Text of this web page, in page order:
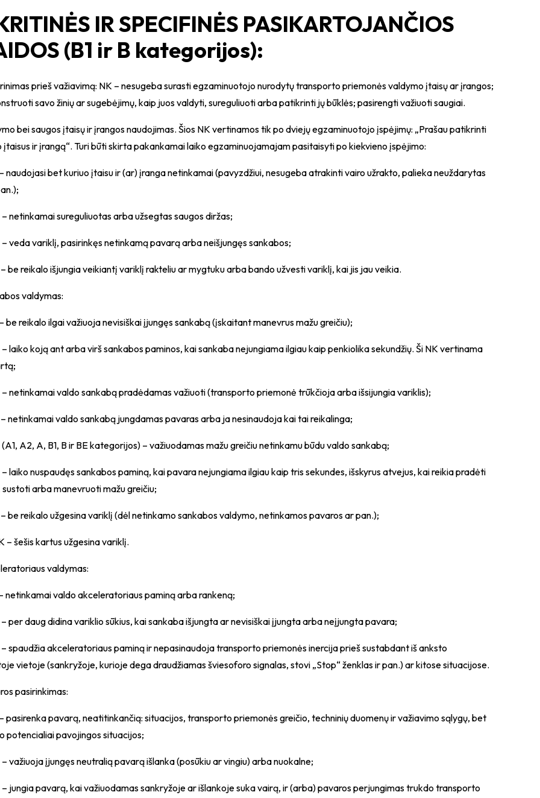
IR SPECIFINĖS PASIKARTOJANČIOS
(B1 ir B kategorijos):
prieš važiavimą: NK – nesugeba surasti egzaminuotojo nurodytų transporto priemonės valdymo įtaisų ar įrangos;
savo žinių ar sugebėjimų, kaip juos valdyti, sureguliuoti arba patikrinti jų būklės; pasirengti važiuoti saugiai.
bei saugos įtaisų ir įrangos naudojimas. Šios NK vertinamos tik po dviejų egzaminuotojo įspėjimų: „Prašau patikrinti
įtaisus ir įrangą“. Turi būti skirta pakankamai laiko egzaminuojamajam pasitaisyti po kiekvieno įspėjimo:
– naudojasi bet kuriuo įtaisu ir (ar) įranga netinkamai (pavyzdžiui, nesugeba atrakinti vairo užrakto, palieka neuždarytas
– netinkamai sureguliuotas arba užsegtas saugos diržas;
– veda variklį, pasirinkęs netinkamą pavarą arba neišjungęs sankabos;
– be reikalo išjungia veikiantį variklį rakteliu ar mygtuku arba bando užvesti variklį, kai jis jau veikia.
valdymas:
– be reikalo ilgai važiuoja nevisiškai įjungęs sankabą (įskaitant manevrus mažu greičiu);
– laiko koją ant arba virš sankabos paminos, kai sankaba nejungiama ilgiau kaip penkiolika sekundžių. Ši NK vertinama
– netinkamai valdo sankabą pradėdamas važiuoti (transporto priemonė trūkčioja arba išsijungia variklis);
– netinkamai valdo sankabą jungdamas pavaras arba ja nesinaudoja kai tai reikalinga;
(A1, A2, A, B1, B ir BE kategorijos) – važiuodamas mažu greičiu netinkamu būdu valdo sankabą;
– laiko nuspaudęs sankabos paminą, kai pavara nejungiama ilgiau kaip tris sekundes, išskyrus atvejus, kai reikia pradėti
arba manevruoti mažu greičiu;
– be reikalo užgesina variklį (dėl netinkamo sankabos valdymo, netinkamos pavaros ar pan.);
– šešis kartus užgesina variklį.
valdymas:
– netinkamai valdo akceleratoriaus paminą arba rankeną;
– per daug didina variklio sūkius, kai sankaba išjungta ar nevisiškai įjungta arba neįjungta pavara;
– spaudžia akceleratoriaus paminą ir nepasinaudoja transporto priemonės inercija prieš sustabdant iš anksto
vietoje (sankryžoje, kurioje dega draudžiamas šviesoforo signalas, stovi „Stop“ ženklas ir pan.) ar kitose situacijose.
pasirinkimas:
– pasirenka pavarą, neatitinkančią: situacijos, transporto priemonės greičio, techninių duomenų ir važiavimo sąlygų, bet
potencialiai pavojingos situacijos;
– važiuoja įjungęs neutralią pavarą išlanka (posūkiu ar vingiu) arba nuokalne;
– jungia pavarą, kai važiuodamas sankryžoje ar išlankoje suka vairą, ir (arba) pavaros perjungimas trukdo transporto